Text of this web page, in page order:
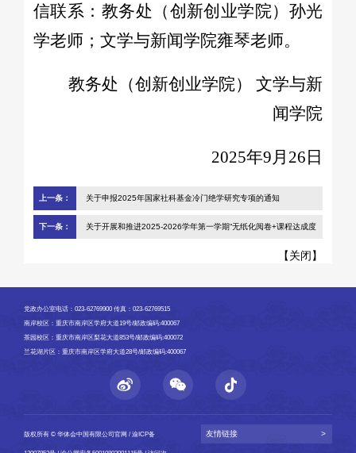
信联系：教务处（创新创业学院）孙光
学老师；文学与新闻学院雍琴老师。
教务处（创新创业学院） 文学与新
闻学院
2025年9月26日
上一条： 关于申报2025年国家社科基金冷门绝学研究专项的通知
下一条： 关于开展和推进2025-2026学年第一学期“无纸化阅卷+课程达成度
【关闭】
党政办公室电话：023-62769900 传真：023-62769515
南岸校区：重庆市南岸区学府大道19号/邮政编码:400067
茶园校区：重庆市南岸区梨花大道853号/邮政编码:400072
兰花湖片区：重庆市南岸区学府大道28号/邮政编码:400067
版权所有 © 华体会中国有限公司官网 / 渝ICP备 友情链接 >